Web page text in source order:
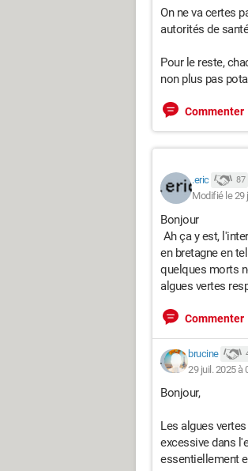
On ne va certes
autorités de
Pour le reste,
non plus pas
Commenter
.eric 87
Modifié le 29
Bonjour
Ah ça y est,
en bretagne en
quelques morts
algues vertes
Commenter
brucine
29 juil. 2025 à
Bonjour,
Les algues
excessive dans
essentiellement